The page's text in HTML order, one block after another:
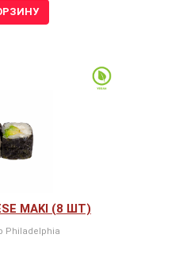
MAKI (8 ШТ)
Philadelphia